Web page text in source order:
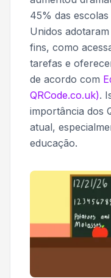
45% das
Unidos
fins, como
tarefas e
de acordo com
QRCode.co.uk).
importância dos
atual,
educação.